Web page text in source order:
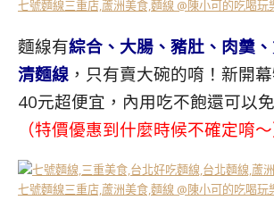
麵線有綜合、大腸、豬肚、肉羹
清麵線 ，只有賣大碗的唷！新開
40元超便宜，內用吃不飽還可以
（特價優惠到什麼時候不確定唷～